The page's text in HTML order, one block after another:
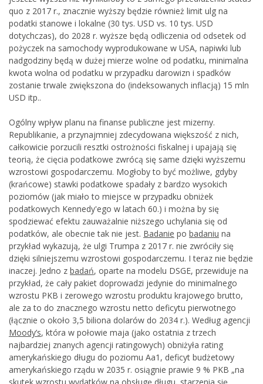
quo z 2017 r., znacznie wyższy będzie również limit ulg na
podatki stanowe i lokalne (30 tys. USD vs. 10 tys. USD
dotychczas), do 2028 r. wyższe będą odliczenia od odsetek od
pożyczek na samochody wyprodukowane w USA, napiwki lub
nadgodziny będą w dużej mierze wolne od podatku, minimalna
kwota wolna od podatku w przypadku darowizn i spadków
zostanie trwale zwiększona do (indeksowanych inflacją) 15 mln
USD itp..
Ogólny wpływ planu na finanse publiczne jest mizerny.
Republikanie, a przynajmniej zdecydowana większość z nich,
całkowicie porzucili resztki ostrożności fiskalnej i upajają się
teorią, że cięcia podatkowe zwrócą się same dzięki wyższemu
wzrostowi gospodarczemu. Mogłoby to być możliwe, gdyby
(krańcowe) stawki podatkowe spadały z bardzo wysokich
poziomów (jak miało to miejsce w przypadku obniżek
podatkowych Kennedy'ego w latach 60.) i można by się
spodziewać efektu zauważalnie niższego uchylania się od
podatków, ale obecnie tak nie jest. Badanie po badaniu na
przykład wykazują, że ulgi Trumpa z 2017 r. nie zwróciły się
dzięki silniejszemu wzrostowi gospodarczemu. I teraz nie będzie
inaczej. Jedno z badań, oparte na modelu DSGE, przewiduje na
przykład, że cały pakiet doprowadzi jedynie do minimalnego
wzrostu PKB i zerowego wzrostu produktu krajowego brutto,
ale za to do znacznego wzrostu netto deficytu pierwotnego
(łącznie o około 3,5 biliona dolarów do 2034 r.). Według agencji
Moody’s, która w połowie maja (jako ostatnia z trzech
najbardziej znanych agencji ratingowych) obniżyła rating
amerykańskiego długu do poziomu Aa1, deficyt budżetowy
amerykańskiego rządu w 2035 r. osiągnie prawie 9 % PKB „na
skutek wzrostu wydatków na obsługę długu, starzenia się